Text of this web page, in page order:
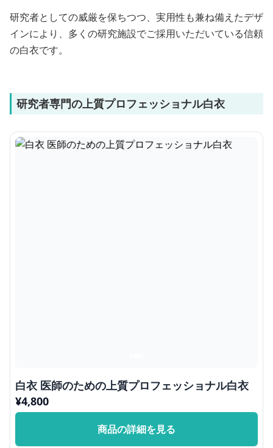
研究者としての威厳を保ちつつ、実用性も兼ね備えたデザ
インにより、多くの研究施設でご採用いただいている信頼
の白衣です。
研究者専門の上質プロフェッショナル白衣
白衣 医師のための上質プロフェッショナル白衣
¥4,800
商品の詳細を見る